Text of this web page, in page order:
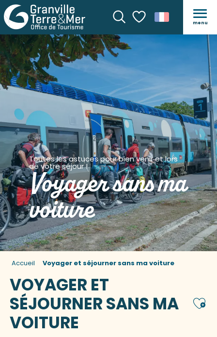
Recherche
Voir les favoris
menu
Toutes les astuces pour bien venir et lors
de votre séjour !
Voyager sans ma
voiture
Accueil Voyager et séjourner sans ma voiture
VOYAGER ET
SÉJOURNER SANS MA
VOITURE